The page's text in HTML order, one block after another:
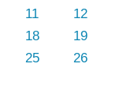
11
12
18
19
25
26